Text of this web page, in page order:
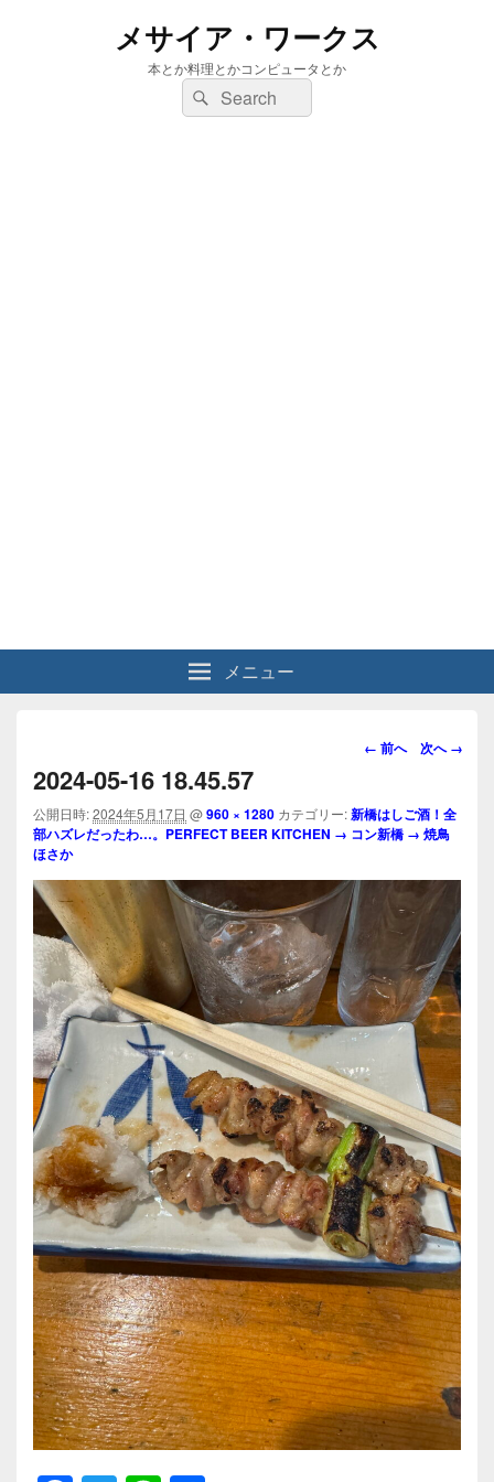
メサイア・ワークス
本とか料理とかコンピュータとか
検
索:
検
索
メニュー
画
ビ
ゲ
シ
ン
← 前へ 次へ →
2024-05-16 18.45.57
公開日時:2024年5月17日 @960 × 1280 カテゴリー:新橋はしご酒！全
部ハズレだったわ…。PERFECT BEER KITCHEN → コン新橋 → 焼鳥
ほさか